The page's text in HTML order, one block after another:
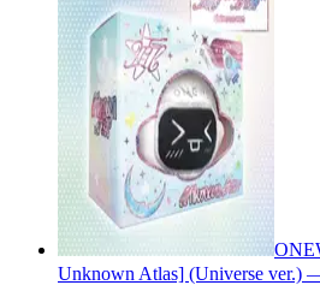
Unknown Atlas] (Universe ver.)